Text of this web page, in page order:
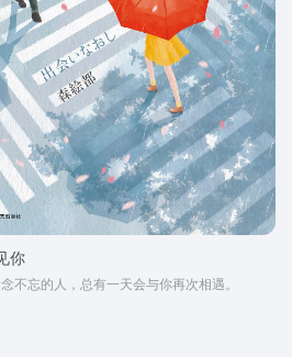
你
不忘的人，总有一天会与你再次相遇。